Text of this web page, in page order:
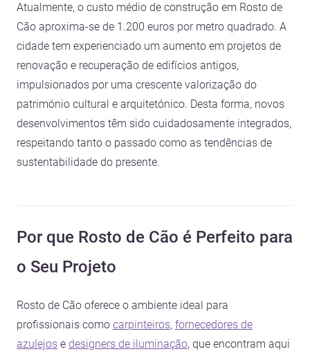
Atualmente, o custo médio de construção em Rosto de
Cão aproxima-se de 1.200 euros por metro quadrado. A
cidade tem experienciado um aumento em projetos de
renovação e recuperação de edifícios antigos,
impulsionados por uma crescente valorização do
património cultural e arquitetónico. Desta forma, novos
desenvolvimentos têm sido cuidadosamente integrados,
respeitando tanto o passado como as tendências de
sustentabilidade do presente.
Por que Rosto de Cão é Perfeito para
o Seu Projeto
Rosto de Cão oferece o ambiente ideal para
profissionais como carpinteiros, fornecedores de
azulejos e designers de iluminação, que encontram aqui